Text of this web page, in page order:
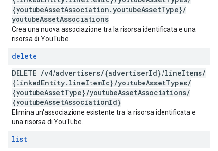
{youtubeAssetAssociation .youtubeAssetType}/
youtubeAssetAssociations
Crea una nuova associazione tra la risorsa identificata e una
risorsa di YouTube.
delete
DELETE /v4/advertisers/{advertiserId}/lineItems/
{linkedEntity. lineItemId}/youtubeAssetTypes/
{youtubeAssetType}/youtubeAssetAssociations/
{youtubeAssetAssociationId}
Elimina un'associazione esistente tra la risorsa identificata e
una risorsa di YouTube.
list